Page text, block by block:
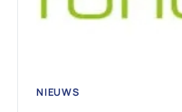
NIEUWS